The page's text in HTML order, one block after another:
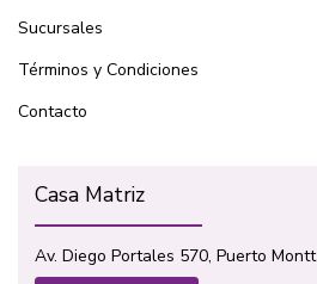
Sucursales
Términos y Condiciones
Contacto
Casa Matriz
Av. Diego Portales 570, Puerto Montt